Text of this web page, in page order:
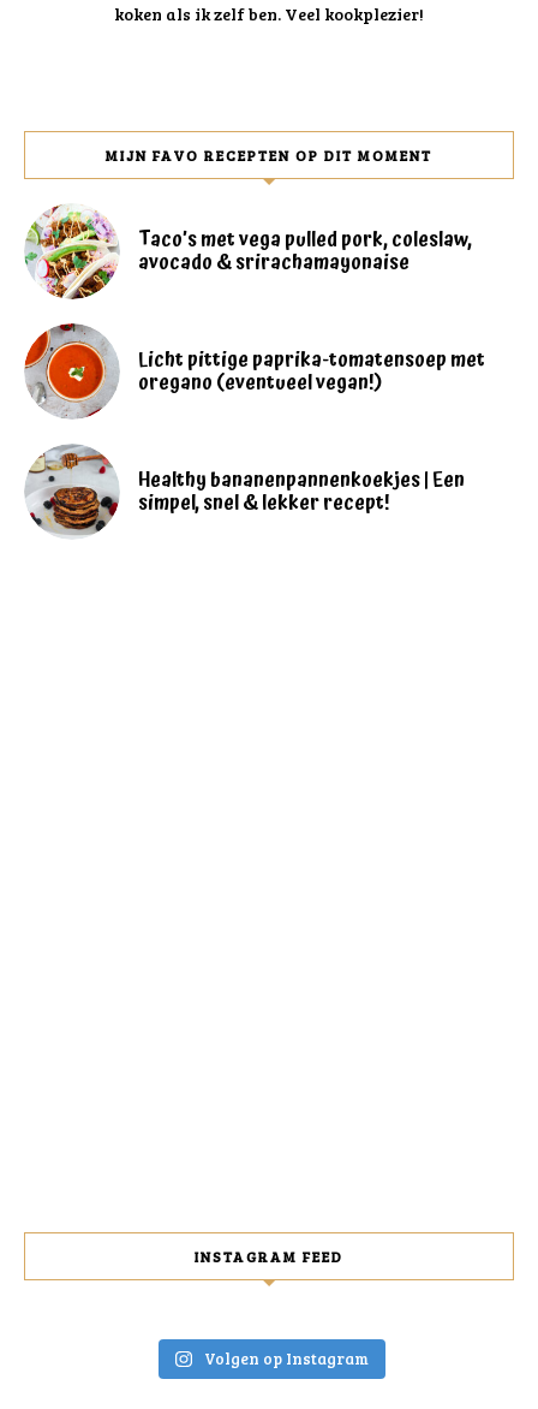
koken als ik zelf ben. Veel kookplezier!
MIJN FAVO RECEPTEN OP DIT MOMENT
Taco’s met vega pulled pork, coleslaw,
avocado & srirachamayonaise
Licht pittige paprika-tomatensoep met
oregano (eventueel vegan!)
Healthy bananenpannenkoekjes | Een
simpel, snel & lekker recept!
INSTAGRAM FEED
Volgen op Instagram